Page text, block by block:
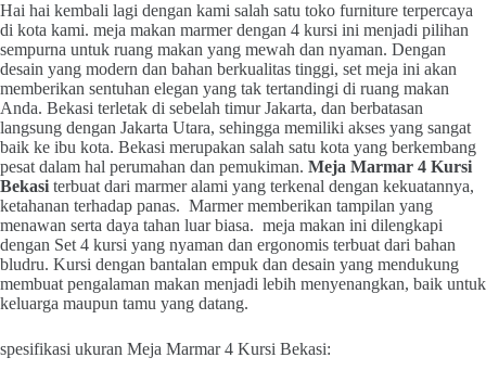
Hai hai kembali lagi dengan kami salah satu toko furniture terpercaya
di kota kami. meja makan marmer dengan 4 kursi ini menjadi pilihan
sempurna untuk ruang makan yang mewah dan nyaman. Dengan
desain yang modern dan bahan berkualitas tinggi, set meja ini akan
memberikan sentuhan elegan yang tak tertandingi di ruang makan
Anda. Bekasi terletak di sebelah timur Jakarta, dan berbatasan
langsung dengan Jakarta Utara, sehingga memiliki akses yang sangat
baik ke ibu kota. Bekasi merupakan salah satu kota yang berkembang
pesat dalam hal perumahan dan pemukiman. Meja Marmar 4 Kursi
Bekasi terbuat dari marmer alami yang terkenal dengan kekuatannya,
ketahanan terhadap panas. Marmer memberikan tampilan yang
menawan serta daya tahan luar biasa. meja makan ini dilengkapi
dengan Set 4 kursi yang nyaman dan ergonomis terbuat dari bahan
bludru. Kursi dengan bantalan empuk dan desain yang mendukung
membuat pengalaman makan menjadi lebih menyenangkan, baik untuk
keluarga maupun tamu yang datang.
spesifikasi ukuran Meja Marmar 4 Kursi Bekasi: